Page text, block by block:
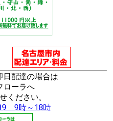
配達の場合は
ローラへ
ください。
9時～18時